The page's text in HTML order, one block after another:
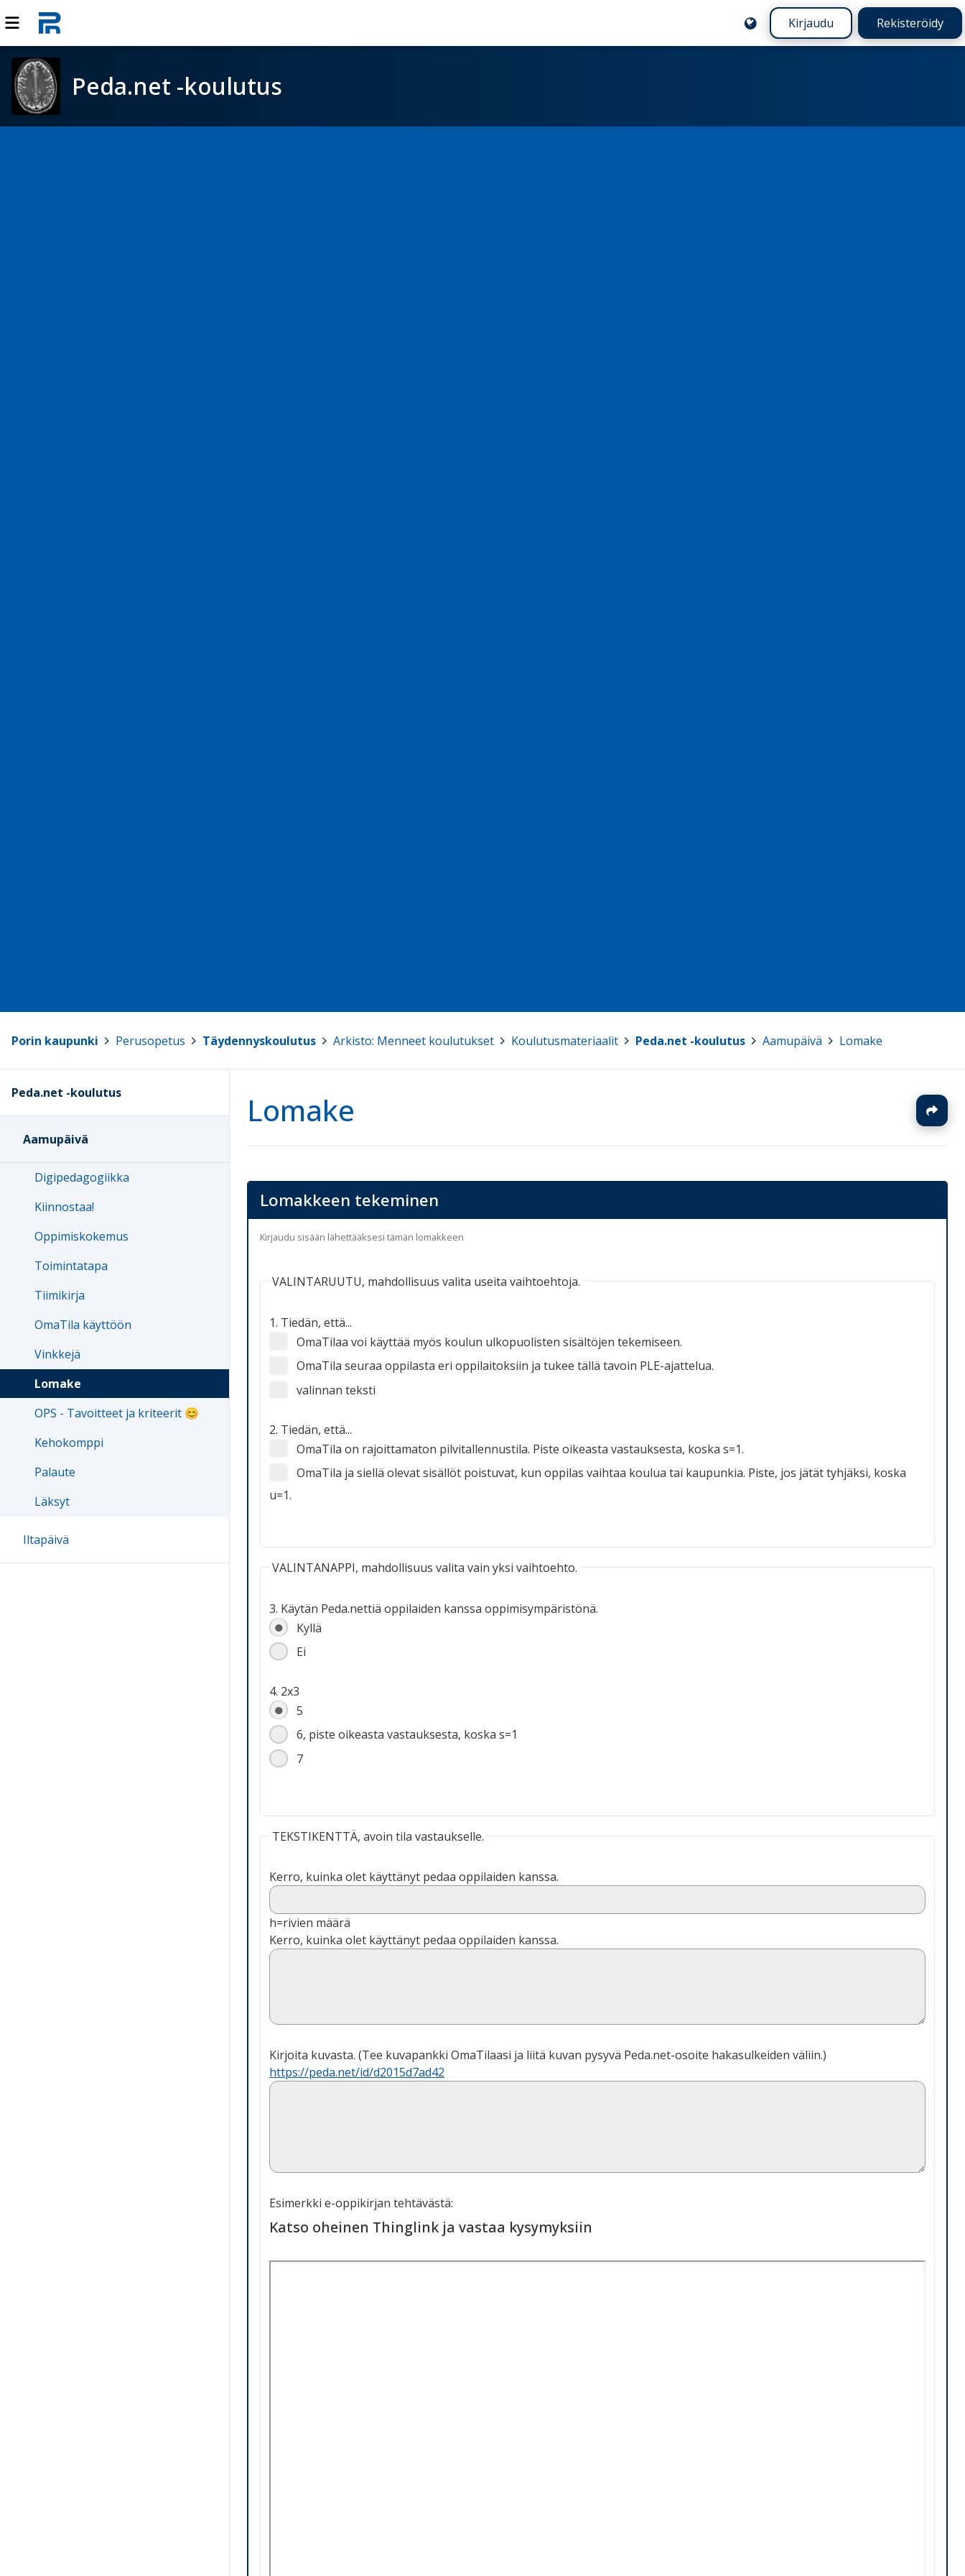
Kirjaudu Rekisteröidy
Peda.net -koulutus
Porin kaupunki Perusopetus Täydennyskoulutus Arkisto: Menneet koulutukset Koulutusmateriaalit Peda.net -koulutus Aamupäivä Lomake
Lomake
Lomakkeen tekeminen
Kirjaudu sisään lähettääksesi tämän lomakkeen
VALINTARUUTU, mahdollisuus valita useita vaihtoehtoja.
1. Tiedän, että...
OmaTilaa voi käyttää myös koulun ulkopuolisten sisältöjen tekemiseen.
OmaTila seuraa oppilasta eri oppilaitoksiin ja tukee tällä tavoin PLE-ajattelua.
valinnan teksti
2. Tiedän, että...
OmaTila on rajoittamaton pilvitallennustila. Piste oikeasta vastauksesta, koska s=1.
OmaTila ja siellä olevat sisällöt poistuvat, kun oppilas vaihtaa koulua tai kaupunkia. Piste, jos jätät tyhjäksi, koska
u=1.
VALINTANAPPI, mahdollisuus valita vain yksi vaihtoehto.
3. Käytän Peda.nettiä oppilaiden kanssa oppimisympäristönä.
Kyllä
Ei
4. 2x3
5
6, piste oikeasta vastauksesta, koska s=1
7
TEKSTIKENTTÄ, avoin tila vastaukselle.
Kerro, kuinka olet käyttänyt pedaa oppilaiden kanssa.
h=rivien määrä
Kerro, kuinka olet käyttänyt pedaa oppilaiden kanssa.
Kirjoita kuvasta. (Tee kuvapankki OmaTilaasi ja liitä kuvan pysyvä Peda.net-osoite hakasulkeiden väliin.)
https://peda.net/id/d2015d7ad42
Esimerkki e-oppikirjan tehtävästä:
Katso oheinen Thinglink ja vastaa kysymyksiin
Peda.net -koulutus
Aamupäivä
Digipedagogiikka
Kiinnostaa!
Oppimiskokemus
Toimintatapa
Tiimikirja
OmaTila käyttöön
Vinkkejä
Lomake
OPS - Tavoitteet ja kriteerit 😊
Kehokomppi
Palaute
Läksyt
Iltapäivä